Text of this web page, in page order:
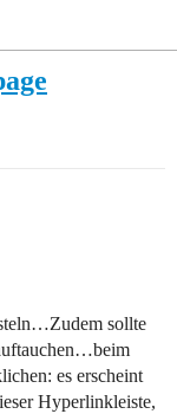
sollte
es erscheint
Hyperlinkleiste,